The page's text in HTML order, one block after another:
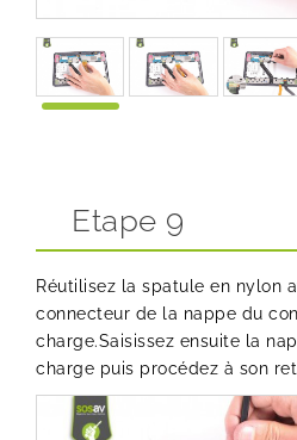
Etape 9
Réutilisez la spatule en nylon
connecteur de la nappe du
charge.Saisissez ensuite la
charge puis procédez à son